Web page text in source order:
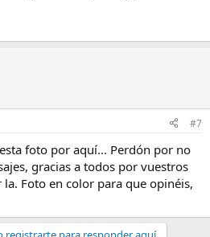
#7
foto por aquí... Perdón por no
gracias a todos por vuestros
Foto en color para que opinéis,